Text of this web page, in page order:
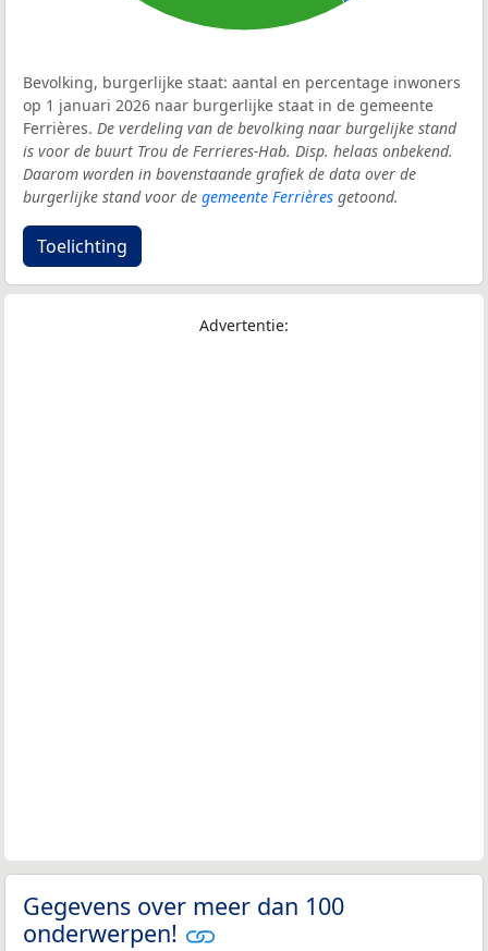
Bevolking, burgerlijke staat: aantal en percentage inwoners
op 1 januari 2026 naar burgerlijke staat in de gemeente
Ferrières. De verdeling van de bevolking naar burgelijke stand
is voor de buurt Trou de Ferrieres-Hab. Disp. helaas onbekend.
Daarom worden in bovenstaande grafiek de data over de
burgerlijke stand voor de gemeente Ferrières getoond.
Toelichting
Advertentie:
Gegevens over meer dan 100
onderwerpen!